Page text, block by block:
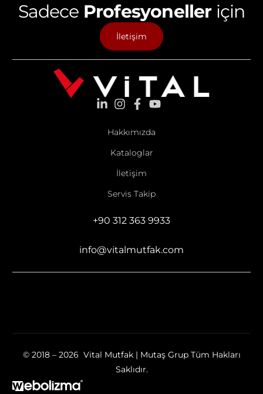
Sadece Profesyonelleriçin
İletişim
Hakkımızda
Kataloglar
İletişim
Servis Takip
+90 312 363 9933
info@vitalmutfak.com
© 2018 – 2026 Vital Mutfak | Mutaş Grup Tüm Hakları
Saklıdır.